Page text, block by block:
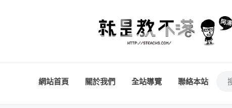
網站首頁 關於我們 全站導覽 聯絡本站